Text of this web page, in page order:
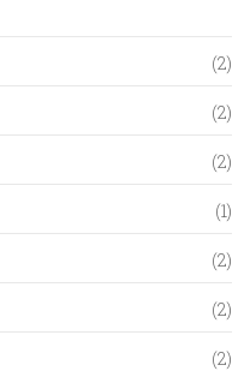
(2)
(2)
(2)
(1)
(2)
(2)
(2)